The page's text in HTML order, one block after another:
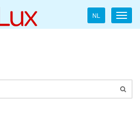
Language
navigation
NL